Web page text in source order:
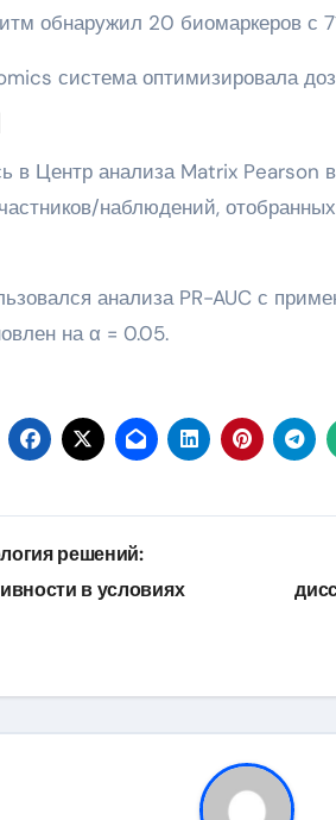
обнаружил 20 биомаркеров с
система оптимизировала
в Центр анализа Matrix
наблюдений,
анализа PR-AUC с
на α = 0.05.
решений:
в условиях